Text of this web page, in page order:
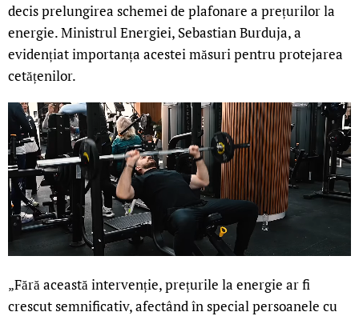
decis prelungirea schemei de plafonare a prețurilor la
energie. Ministrul Energiei, Sebastian Burduja, a
evidențiat importanța acestei măsuri pentru protejarea
cetățenilor.
„Fără această intervenție, prețurile la energie ar fi
crescut semnificativ, afectând în special persoanele cu